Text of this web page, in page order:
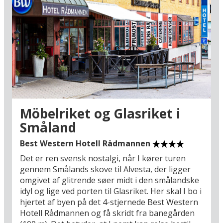
naturfænomen Sort sol, hvor store flokke af
stære laver himmelopvisninger over
marsklandskabet.
Blandt nogle af de store udflugtsmål er
kanalbyen Friedrichstadt (54 km), Heide (25 km)
og Büsum (35 km), hvor færgen går til Helgoland
(fra april t.o.m. oktober). Øen er Tysklands sidste
toldfrie shoppingområde og en unik naturidyl
midt ude i havet. Det er også en stor
ferieoplevelse at besøge verdens største sluse i
Brunsbüttel (12 km), hvor mange store fartøjer
passerer via Kielerkanalen til floden Elben. Her
får man virkelig suset fra de 7 verdenshave. I
skal også huske at besøge storbyen Hamburg
(70 km), som byder på nogle af Europas bedste
storbyoplevelser. Se frem til en oplevelsesrig
miniferie i Nordtyskland!
Möbelriket og Glasriket i
Småland
Best Western Hotell Rådmannen
Det er ren svensk nostalgi, når I kører turen
gennem Smålands skove til Alvesta, der ligger
omgivet af glitrende søer midt i den smålandske
idyl og lige ved porten til Glasriket. Her skal I bo i
hjertet af byen på det 4-stjernede Best Western
Hotell Rådmannen og få skridt fra banegården